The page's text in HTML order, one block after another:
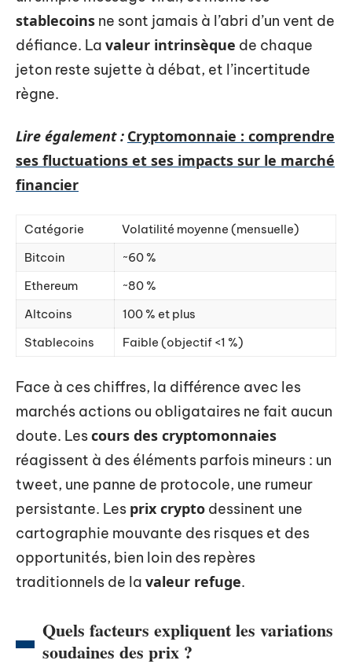
stablecoins ne sont jamais à l’abri d’un vent de
défiance. La valeur intrinsèque de chaque
jeton reste sujette à débat, et l’incertitude
règne.
Lire également : Cryptomonnaie : comprendre
ses fluctuations et ses impacts sur le marché
financier
Catégorie
Volatilité moyenne (mensuelle)
Bitcoin
~60 %
Ethereum
~80 %
Altcoins
100 % et plus
Stablecoins
Faible (objectif <1 %)
Face à ces chiffres, la différence avec les
marchés actions ou obligataires ne fait aucun
doute. Lescours des cryptomonnaies
réagissent à des éléments parfois mineurs : un
tweet, une panne de protocole, une rumeur
persistante. Les prix crypto dessinent une
cartographie mouvante des risques et des
opportunités, bien loin des repères
traditionnels de la valeur refuge.
Quels facteurs expliquent les variations
soudaines des prix ?